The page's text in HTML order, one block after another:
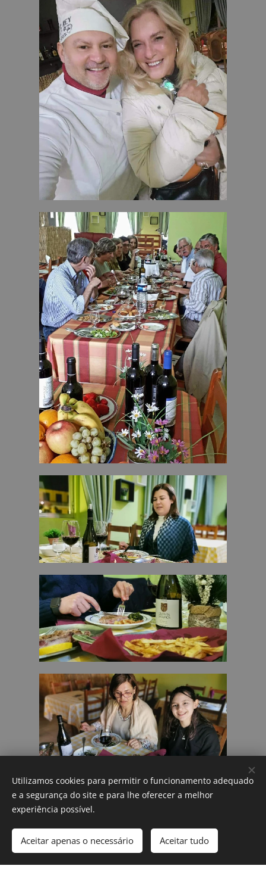
Testemunho
Crie o seu site grátis! Comece agora
Utilizamos cookies para permitir o funcionamento adequado
e a segurança do site e para lhe oferecer a melhor
experiência possível.
Aceitar apenas o necessário Aceitar tudo